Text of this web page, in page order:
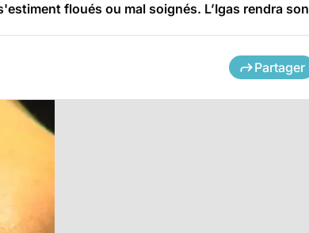
floués ou mal soignés. L’Igas rendra son
Partager